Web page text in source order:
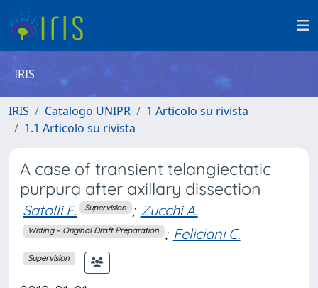
IRIS
IRIS Catalogo UNIPR
1 Articolo su rivista
1.1 Articolo su rivista
A case of transient telangiectatic
purpura after axillary dissection
Satolli F. Supervision ; Zucchi A.
Writing – Original Draft Preparation ; Feliciani C.
Supervision